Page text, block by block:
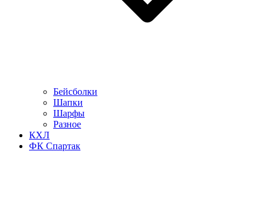
Бейсболки
Шапки
Шарфы
Разное
КХЛ
ФК Спартак